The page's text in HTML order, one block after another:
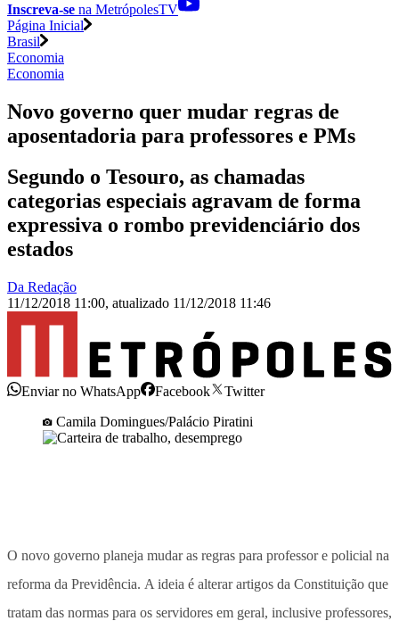
Inscreva-se na MetrópolesTV
Página Inicial
Brasil
Economia
Economia
Novo governo quer mudar regras de
aposentadoria para professores e PMs
Segundo o Tesouro, as chamadas
categorias especiais agravam de forma
expressiva o rombo previdenciário dos
estados
Da Redação
11/12/2018 11:00, atualizado 11/12/2018 11:46
Enviar no WhatsApp Facebook
Twitter
Camila Domingues/Palácio Piratini
O novo governo planeja mudar as regras para professor e policial na
reforma da Previdência. A ideia é alterar artigos da Constituição que
tratam das normas para os servidores em geral, inclusive professores,